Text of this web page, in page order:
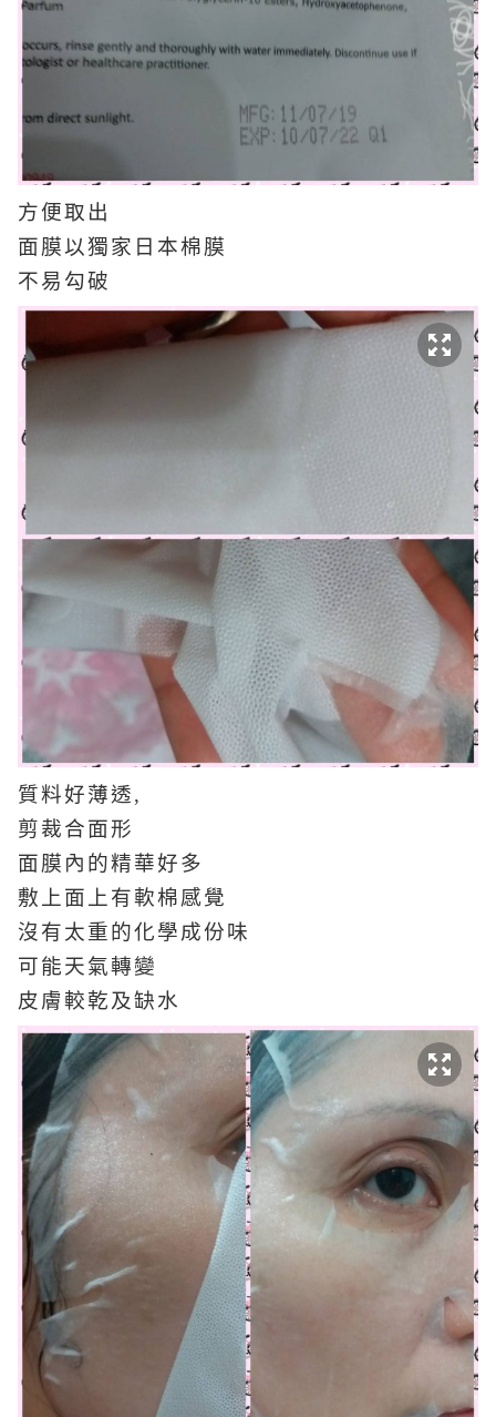
方便取出
面膜以獨家日本棉膜
不易勾破
質料好薄透,
剪裁合面形
面膜內的精華好多
敷上面上有軟棉感覺
沒有太重的化學成份味
可能天氣轉變
皮膚較乾及缺水